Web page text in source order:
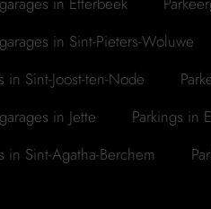
in Sint-Pieters-Woluwe
in Sint-Joost-ten-Node
in Jette
Parkings in
in Sint-Agatha-Berchem